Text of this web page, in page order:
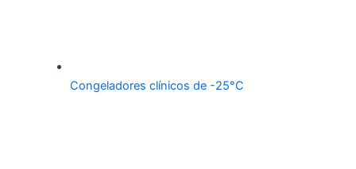
Congeladores clínicos de -25°C